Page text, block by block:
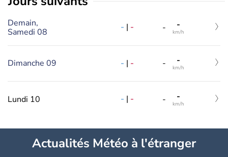
Demain,
Samedi 08
- | - - -
km/h
Dimanche 09 - | - - -
km/h
Lundi 10 - | - - -
km/h
Actualités Météo à l'étranger